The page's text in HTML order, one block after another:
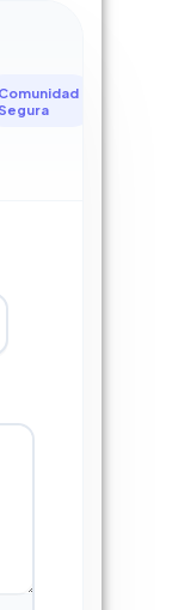
Comunidad
Segura